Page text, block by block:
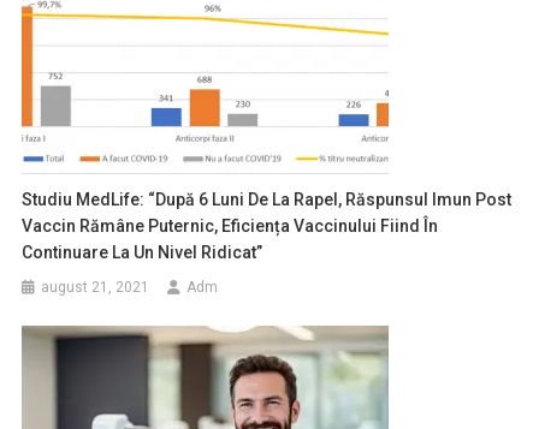
Studiu MedLife: “După 6 Luni De La Rapel, Răspunsul Imun Post
Vaccin Rămâne Puternic, Eficiența Vaccinului Fiind În
Continuare La Un Nivel Ridicat”
august 21, 2021 Adm